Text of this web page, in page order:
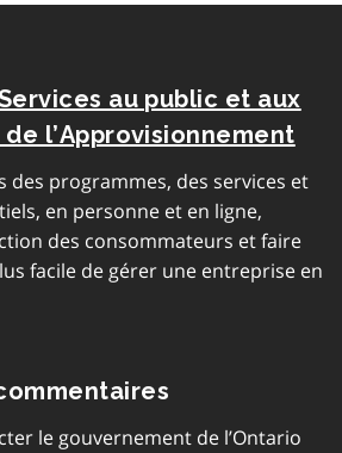
au public et aux
l’Approvisionnement
des programmes, des services et
en personne et en ligne,
des consommateurs et faire
facile de gérer une entreprise en
le gouvernement de l’Ontario